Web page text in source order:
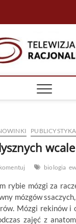
PUBLICYSTYKA
biologia
rybie mózgi za
mózgów
Mózgi rekinów i
zajęć z